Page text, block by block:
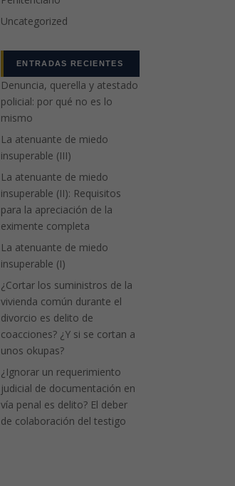
Uncategorized
ENTRADAS RECIENTES
Denuncia, querella y atestado
policial: por qué no es lo
mismo
La atenuante de miedo
insuperable (III)
La atenuante de miedo
insuperable (II): Requisitos
para la apreciación de la
eximente completa
La atenuante de miedo
insuperable (I)
¿Cortar los suministros de la
vivienda común durante el
divorcio es delito de
coacciones? ¿Y si se cortan a
unos okupas?
¿Ignorar un requerimiento
judicial de documentación en
vía penal es delito? El deber
de colaboración del testigo